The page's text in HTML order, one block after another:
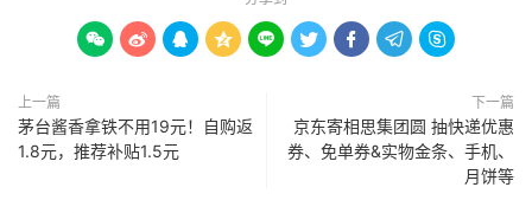
        
上一篇
茅台酱香拿铁不用19元！自购返
1.8元，推荐补贴1.5元
下一篇
京东寄相思集团圆 抽快递优惠
券、免单券&实物金条、手机、
月饼等